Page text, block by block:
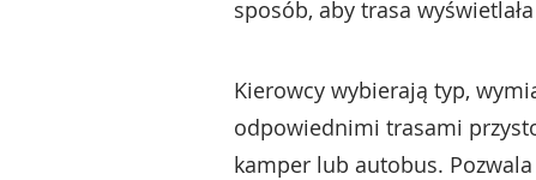
sposób, aby trasa
Kierowcy wybierają typ,
odpowiednimi trasami
kamper lub autobus.